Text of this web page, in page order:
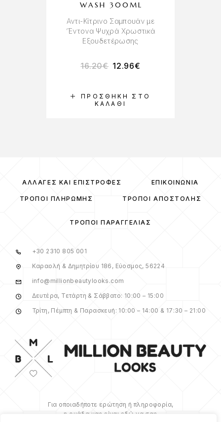
ΠΡΟΣΘΉΚΗ ΣΤΟ
ΚΑΛΆΘΙ
WASH 300ML
Αντι-Κίτρινο Σαμπουάν με
‘Έντονα Ψυχρά Χρωστικά
Εξουδετέρωσης
16.20€ 12.96€
ΑΛΛΑΓΈΣ ΚΑΙ ΕΠΙΣΤΡΟΦΈΣ ΕΠΙΚΟΙΝΩΝΊΑ
ΤΡΌΠΟΙ ΠΛΗΡΩΜΉΣ ΤΡΌΠΟΙ ΑΠΟΣΤΟΛΉΣ
ΤΡΌΠΟΙ ΠΑΡΑΓΓΕΛΊΑΣ
+30 2310 805 001
Καραολή & Δημητρίου 186, Εύοσμος, 56224
info@millionbeautylooks.com
Δευτέρα, Τετάρτη & Σάββατο: 10:00 – 15:00
Τρίτη, Πέμπτη & Παρασκευή: 10:00 – 14:00 & 17:30 – 21:00
Για οποιαδήποτε ερώτηση ή πληροφορία,
η ομάδα μας είναι εδώ να σας